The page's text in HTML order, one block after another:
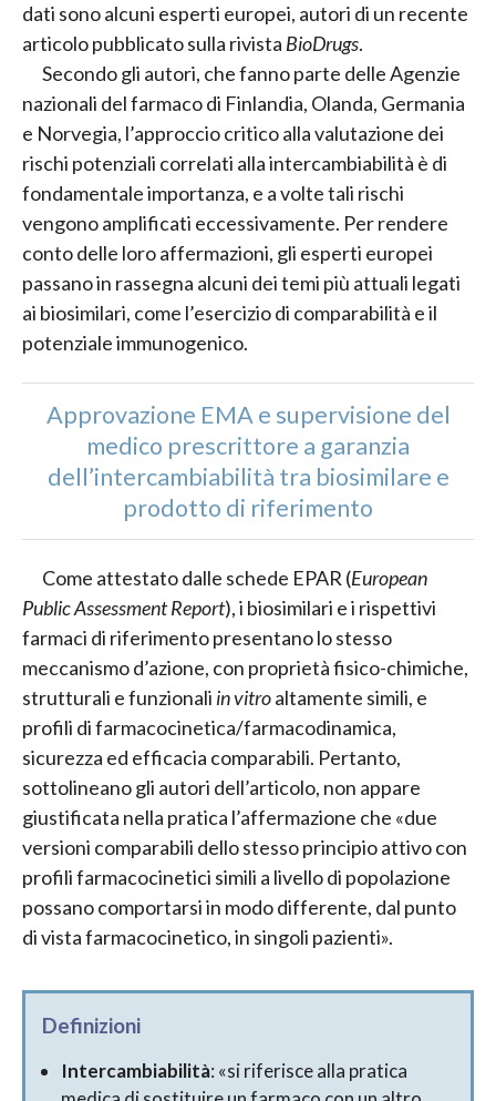
dati sono alcuni esperti europei, autori di un recente
articolo pubblicato sulla rivista BioDrugs.
Secondo gli autori, che fanno parte delle Agenzie
nazionali del farmaco di Finlandia, Olanda, Germania
e Norvegia, l’approccio critico alla valutazione dei
rischi potenziali correlati alla intercambiabilità è di
fondamentale importanza, e a volte tali rischi
vengono amplificati eccessivamente. Per rendere
conto delle loro affermazioni, gli esperti europei
passano in rassegna alcuni dei temi più attuali legati
ai biosimilari, come l’esercizio di comparabilità e il
potenziale immunogenico.
Approvazione EMA e supervisione del
medico prescrittore a garanzia
dell’intercambiabilità tra biosimilare e
prodotto di riferimento
Come attestato dalle schede EPAR (European
Public Assessment Report), i biosimilari e i rispettivi
farmaci di riferimento presentano lo stesso
meccanismo d’azione, con proprietà fisico-chimiche,
strutturali e funzionali in vitroaltamente simili, e
profili di farmacocinetica/farmacodinamica,
sicurezza ed efficacia comparabili. Pertanto,
sottolineano gli autori dell’articolo, non appare
giustificata nella pratica l’affermazione che «due
versioni comparabili dello stesso principio attivo con
profili farmacocinetici simili a livello di popolazione
possano comportarsi in modo differente, dal punto
di vista farmacocinetico, in singoli pazienti».
Definizioni
Intercambiabilità: «si riferisce alla pratica